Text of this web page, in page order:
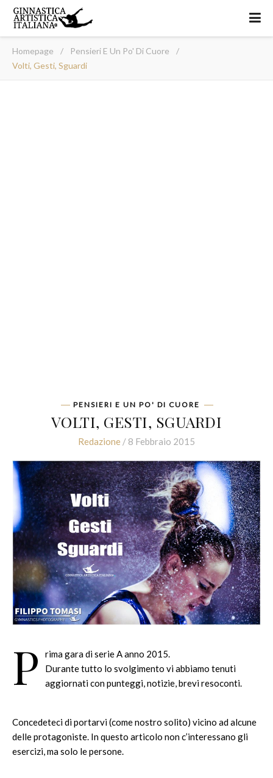
Homepage / Pensieri E Un Po' Di Cuore
/
Volti, Gesti, Sguardi
PENSIERI E UN PO' DI CUORE
VOLTI, GESTI, SGUARDI
Redazione / 8 Febbraio 2015
P
rima gara di serie A anno 2015.
Durante tutto lo svolgimento vi abbiamo tenuti
aggiornati con punteggi, notizie, brevi resoconti.
Concedeteci di portarvi (come nostro solito) vicino ad alcune
delle protagoniste. In questo articolo non c’interessano gli
esercizi, ma solo le persone.